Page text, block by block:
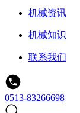
机械资讯
机械知识
联系我们
0513-83266698